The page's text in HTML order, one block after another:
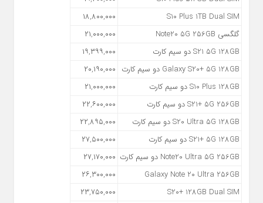
S10 Plus 1TB Dual SIM
۱۸,۸۰۰,۰۰۰
گلگسی Note20 5G 256GB
۲۱,۰۰۰,۰۰۰
S21 5G 128GB دو سیم کارت
۱۹,۳۹۹,۰۰۰
Galaxy S20+ 5G 128GB دو سیم کارت
۲۰,۱۹۰,۰۰۰
S10 Plus 128GB دو سیم کارت
۲۱,۰۰۰,۰۰۰
S21+ 5G 256GB دو سیم کارت
۲۲,۶۰۰,۰۰۰
S20 Ultra 5G 128GB دو سیم کارت
۲۲,۸۹۵,۰۰۰
S21+ 5G 128GB دو سیم کارت
۲۷,۵۰۰,۰۰۰
Note20 Ultra 5G 256GB دو سیم کارت
۲۷,۱۷۰,۰۰۰
Galaxy Note 20 Ultra 256GB
۲۶,۳۰۰,۰۰۰
S20+ 128GB Dual SIM
۲۳,۷۵۰,۰۰۰